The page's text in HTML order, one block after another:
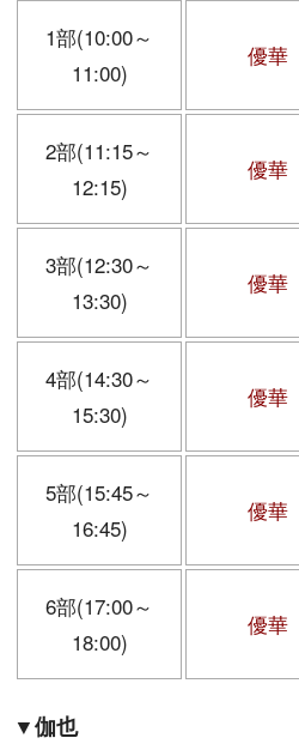
1部(10:00～
11:00)
優華
2部(11:15～
12:15)
優華
3部(12:30～
13:30)
優華
4部(14:30～
15:30)
優華
5部(15:45～
16:45)
優華
6部(17:00～
18:00)
優華
▼伽也